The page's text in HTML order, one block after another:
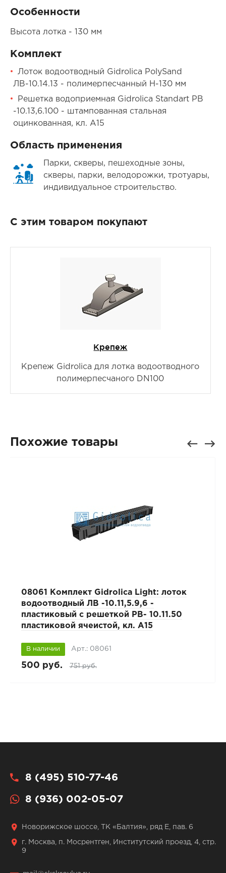
Особенности
Высота лотка - 130 мм
Комплект
Лоток водоотводный Gidrolica PolySand
ЛВ-10.14.13 - полимерпесчанный H-130 мм
Решетка водоприемная Gidrolica Standart РВ
-10.13,6.100 - штампованная стальная
оцинкованная, кл. А15
Область применения
Парки, скверы, пешеходные зоны,
скверы, парки, велодорожки, тротуары,
индивидуальное строительство.
С этим товаром покупают
Крепеж
Крепеж Gidrolica для лотка водоотводного
полимерпесчаного DN100
Похожие товары
08061 Комплект Gidrolica Light: лоток
водоотводный ЛВ -10.11,5.9,6 -
пластиковый с решеткой РВ- 10.11.50
пластиковой ячеистой, кл. A15
В наличии Арт.: 08061
500 руб. 751 руб.
8 (495) 510-77-46
8 (936) 002-05-07
Новорижское шоссе, ТК «Балтия», ряд Е, пав. 6
г. Москва, п. Мосрентген, Институтский проезд, 4, стр.
9